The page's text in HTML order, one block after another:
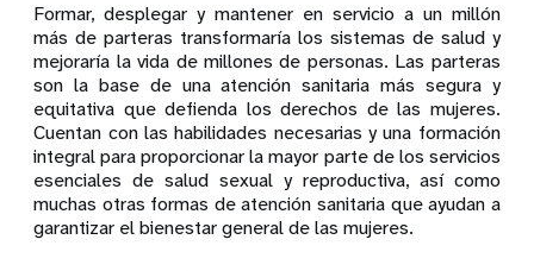
Formar, desplegar y mantener en servicio a un millón
más de parteras transformaría los sistemas de salud y
mejoraría la vida de millones de personas. Las parteras
son la base de una atención sanitaria más segura y
equitativa que defienda los derechos de las mujeres.
Cuentan con las habilidades necesarias y una formación
integral para proporcionar la mayor parte de los servicios
esenciales de salud sexual y reproductiva, así como
muchas otras formas de atención sanitaria que ayudan a
garantizar el bienestar general de las mujeres.